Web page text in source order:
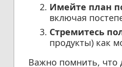
Имейте план
включая
Стремитесь
продукты) как
Важно помнить, что